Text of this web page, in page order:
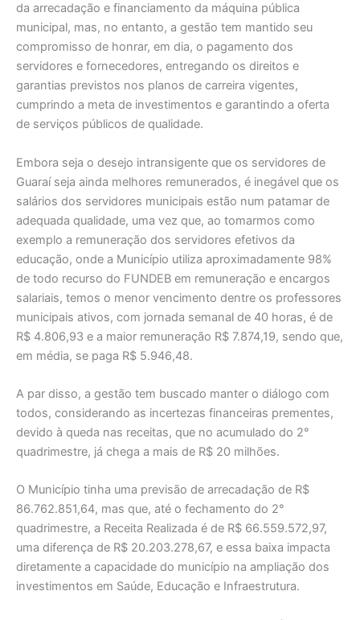
da arrecadação e financiamento da máquina pública
municipal, mas, no entanto, a gestão tem mantido seu
compromisso de honrar, em dia, o pagamento dos
servidores e fornecedores, entregando os direitos e
garantias previstos nos planos de carreira vigentes,
cumprindo a meta de investimentos e garantindo a oferta
de serviços públicos de qualidade.
Embora seja o desejo intransigente que os servidores de
Guaraí seja ainda melhores remunerados, é inegável que os
salários dos servidores municipais estão num patamar de
adequada qualidade, uma vez que, ao tomarmos como
exemplo a remuneração dos servidores efetivos da
educação, onde a Município utiliza aproximadamente 98%
de todo recurso do FUNDEB em remuneração e encargos
salariais, temos o menor vencimento dentre os professores
municipais ativos, com jornada semanal de 40 horas, é de
R$ 4.806,93 e a maior remuneração R$ 7.874,19, sendo que,
em média, se paga R$ 5.946,48.
A par disso, a gestão tem buscado manter o diálogo com
todos, considerando as incertezas financeiras prementes,
devido à queda nas receitas, que no acumulado do 2°
quadrimestre, já chega a mais de R$ 20 milhões.
O Município tinha uma previsão de arrecadação de R$
86.762.851,64, mas que, até o fechamento do 2°
quadrimestre, a Receita Realizada é de R$ 66.559.572,97,
uma diferença de R$ 20.203.278,67, e essa baixa impacta
diretamente a capacidade do município na ampliação dos
investimentos em Saúde, Educação e Infraestrutura.